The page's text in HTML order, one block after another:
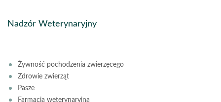
Nadzór Weterynaryjny
Żywność pochodzenia zwierzęcego
Zdrowie zwierząt
Pasze
Farmacja weterynaryjna